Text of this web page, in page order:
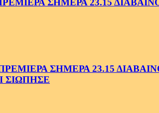
ΣΗΜΕΡΑ 23.15
ΣΗΜΕΡΑ 23.15
ΣΙΩΠΗΣΕ